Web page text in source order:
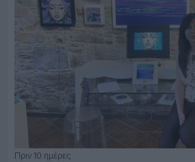
Πριν 10 ημέρες